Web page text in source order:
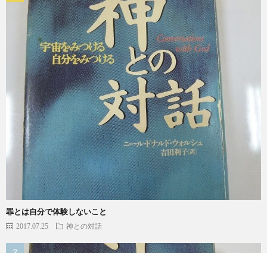
罪とは自分で体験しないこと
2017.07.25 神との対話